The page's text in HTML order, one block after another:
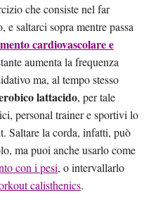
che consiste nel far
saltarci sopra mentre passa
cardiovascolare e
aumenta la frequenza
ma, al tempo stesso
lattacido, per tale
personal trainer e sportivi lo
Saltare la corda, infatti, può
ma puoi anche usarlo come
con i pesi, o intervallarlo
calisthenics.